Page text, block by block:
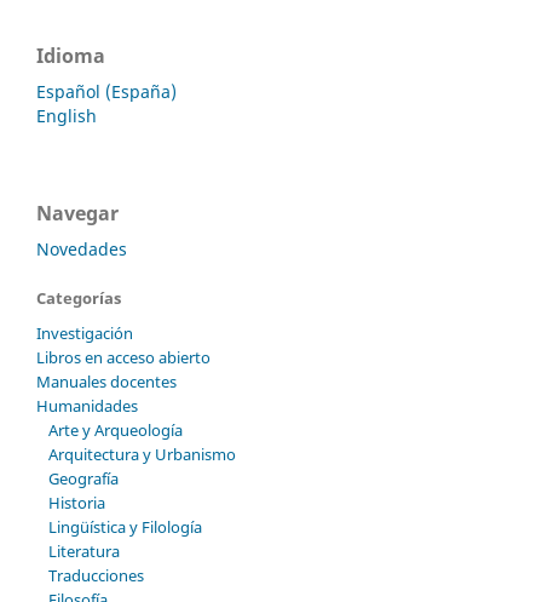
Idioma
Español (España)
English
Navegar
Novedades
Categorías
Investigación
Libros en acceso abierto
Manuales docentes
Humanidades
Arte y Arqueología
Arquitectura y Urbanismo
Geografía
Historia
Lingüística y Filología
Literatura
Traducciones